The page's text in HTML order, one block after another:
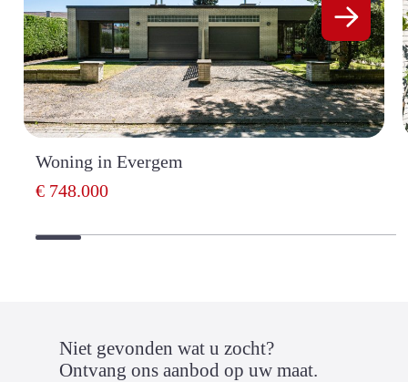
Woning in Evergem
€ 748.000
Niet gevonden wat u zocht?
Ontvang ons aanbod op uw maat.